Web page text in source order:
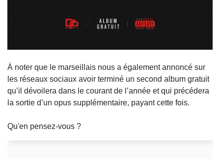
À noter que le marseillais nous a également annoncé sur
les réseaux sociaux avoir terminé un second album gratuit
qu’il dévoilera dans le courant de l’année et qui précédera
la sortie d’un opus supplémentaire, payant cette fois.
Qu'en pensez-vous ?